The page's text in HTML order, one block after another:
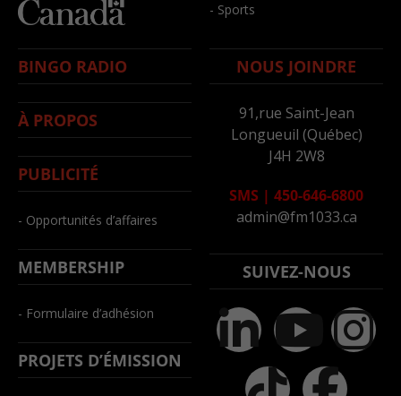
- Sports
BINGO RADIO
À PROPOS
PUBLICITÉ
- Opportunités d’affaires
MEMBERSHIP
- Formulaire d’adhésion
PROJETS D’ÉMISSION
NOUS JOINDRE
91,rue Saint-Jean
Longueuil (Québec)
J4H 2W8
SMS | 450-646-6800
admin@fm1033.ca
SUIVEZ-NOUS